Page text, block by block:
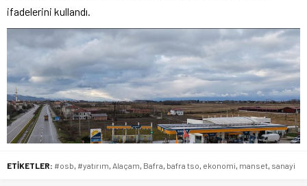
ifadelerini kullandı.
ETİKETLER: #osb, #yatırım, Alaçam, Bafra, bafra tso, ekonomi, manset, sanayi